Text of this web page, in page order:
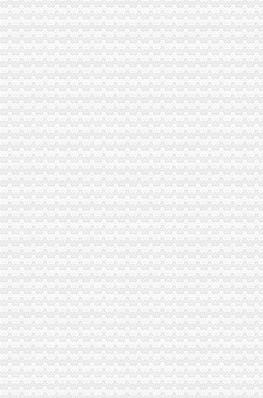
免费注册公司,提供地址！工商局对面！专业高效！上海公司注册今
免费注册支付宝-如何免费注册支付宝？-平安一账通
9位QQ号免费注册-教育-高清-爱奇艺
股票软件商城_做好的股票查询、分析、交易软件！免费注册、下载
城免费注册公司|高新区代理记账|红岛公司变更|城补缴社保|城股
免费注册咨询,代办绍兴地区公司注册、免费财税顾问-绍兴58同城
工商注册,免费注册,**的服务,3天拿证-义乌58同城
免费注册_购物指南_手机中国
免费注册公司价格
如何获得友益文书软件免费注册
免费注册_商国互联网
纳米盒小学教育怎么免费注册纳米盒英语注册方法_西西软件资讯
北京商标注册查询免费_商标注册流程及费用【成功率近97%！】
iPhone怎么免费注册ID？-苹果-ZOL问答堂
如何免费注册郊区公司-软银财务咨询
TK域名免费注册及解析图文教程_pc6资讯
注册公司多少钱免费注册公司_志趣网
【免费注册国内商标免费注册深圳公司】-福田华北易登网
168邮箱免费注册申请_IT168文库
【免费注册国内商标免费注册深圳公司】-南山科技园易登网
商易济南网【免费注册】如何免费注册会员_商易济南_新浪博客
谁知道阿里巴巴国际站可以免费注册么？
免费注册免费注册-广州58同城
2008万网CN英文域名免费注册体验活动-3G安全网（Www.HackDos.
免费注册公司,还送一套章,代理记账1999元/年-深圳58同城
教大家免费注册屏幕录像专家_在线观看
帮助中心_买塑网
免费注册域名--fox--好网角网络收夹
【免费注册上海公司,免费注册上海普陀公司】价格_厂家_图片-Hc
【上海金山公司注册免费注册】价格_厂家_图片-Hc360慧聪网
【代理注册上海公司、代理记账、免费注册地址】-公司注册-南京赶集网
免费注册-JiaThis